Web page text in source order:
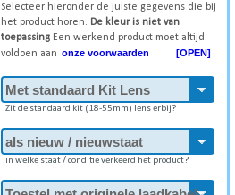
Selecteer hieronder de juiste gegevens die bij
het product horen. De kleur is niet van
toepassing Een werkend product moet altijd
voldoen aan onze voorwaarden [OPEN]
Zit de standaard kit (18-55mm) lens erbij?
in welke staat / conditie verkeerd het product?